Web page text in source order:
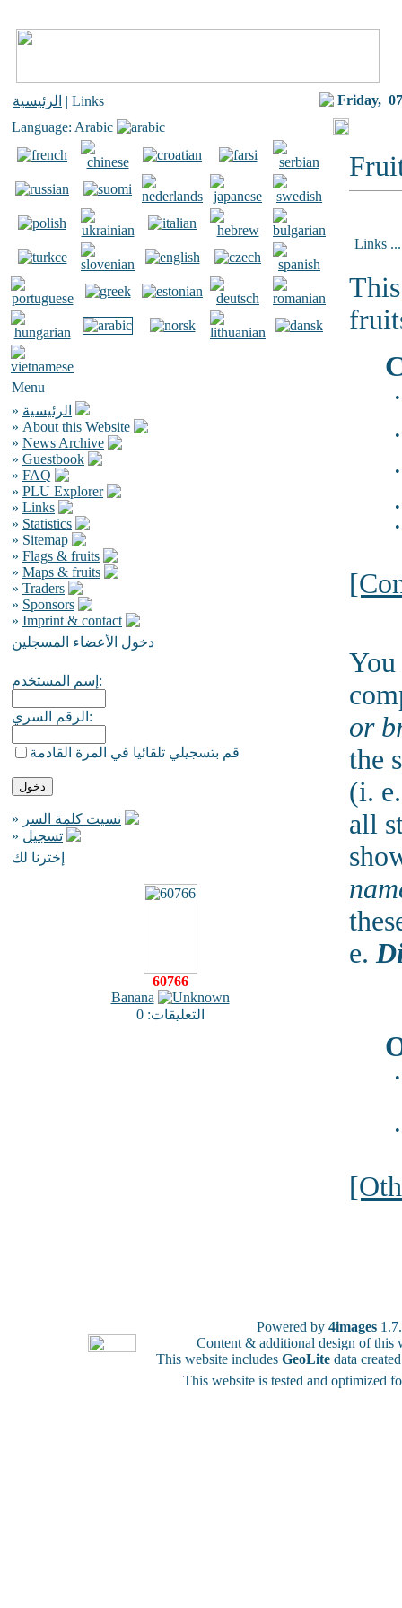
الرئيسية | Links Friday,
Language: Arabic
Menu
» الرئيسية
» About this Website
» News Archive
» Guestbook
» FAQ
» PLU Explorer
» Links
» Statistics
» Sitemap
» Flags & fruits
» Maps & fruits
» Traders
» Sponsors
» Imprint & contact
دخول الأعضاء المسجلين
إسم المستخدم:
الرقم السري:
قم بتسجيلي تلقائيا في المرة القادمة
» نسيت كلمة السر
» تسجيل
إخترنا لك
60766
Banana
التعليقات: 0
Links ...
•
•
•
•
•
or
the
(i.
all
e.
•
•
Powered by 4images
Content & additional design of
This website includes GeoLite data
This website is tested and optimized